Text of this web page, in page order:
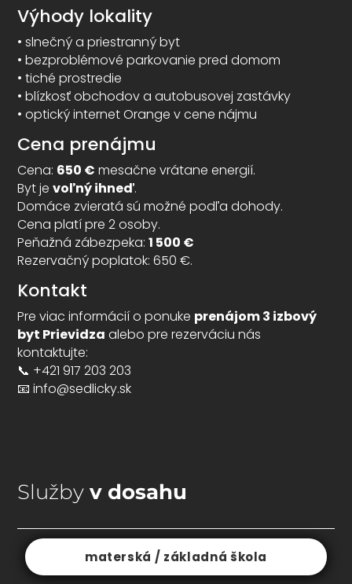
Výhody lokality
• slnečný a priestranný byt
• bezproblémové parkovanie pred domom
• tiché prostredie
• blízkosť obchodov a autobusovej zastávky
• optický internet Orange v cene nájmu
Cena prenájmu
Cena: 650 € mesačne vrátane energií.
Byt jevoľný ihneď.
Domáce zvieratá sú možné podľa dohody.
Cena platí pre 2 osoby.
Peňažná zábezpeka:1 500 €
Rezervačný poplatok: 650 €.
Kontakt
Pre viac informácií o ponuke prenájom 3 izbový
byt Prievidza alebo pre rezerváciu nás
kontaktujte:
📞 +421 917 203 203
📧 info@sedlicky.sk
Službyv dosahu
materská / základná škola